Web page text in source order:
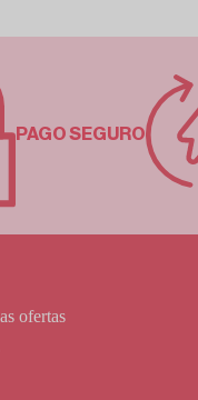
PAGO SEGURO
ofertas